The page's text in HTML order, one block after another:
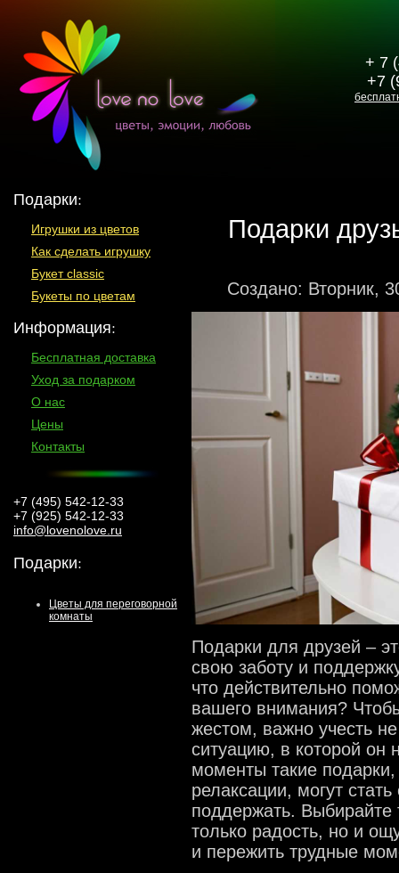
+ 7
+7
Подарки:
Игрушки из цветов
Как сделать игрушку
Букет classic
Букеты по цветам
Информация:
Бесплатная доставка
Уход за подарком
О нас
Цены
Контакты
+7 (495) 542-12-33
+7 (925) 542-12-33
info@lovenolove.ru
Подарки:
Цветы для переговорной
комнаты
Подарки
Создано: Вторник,
Подарки для друзей –
свою заботу и
что действительно
вашего внимания?
жестом, важно учесть
ситуацию, в которой он
моменты такие
релаксации, могут
поддержать. Выбирайте
только радость, но и
и пережить трудные